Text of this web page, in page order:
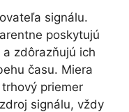
signálu.
poskytujú
zdôrazňujú ich
času. Miera
priemer
signálu, vždy